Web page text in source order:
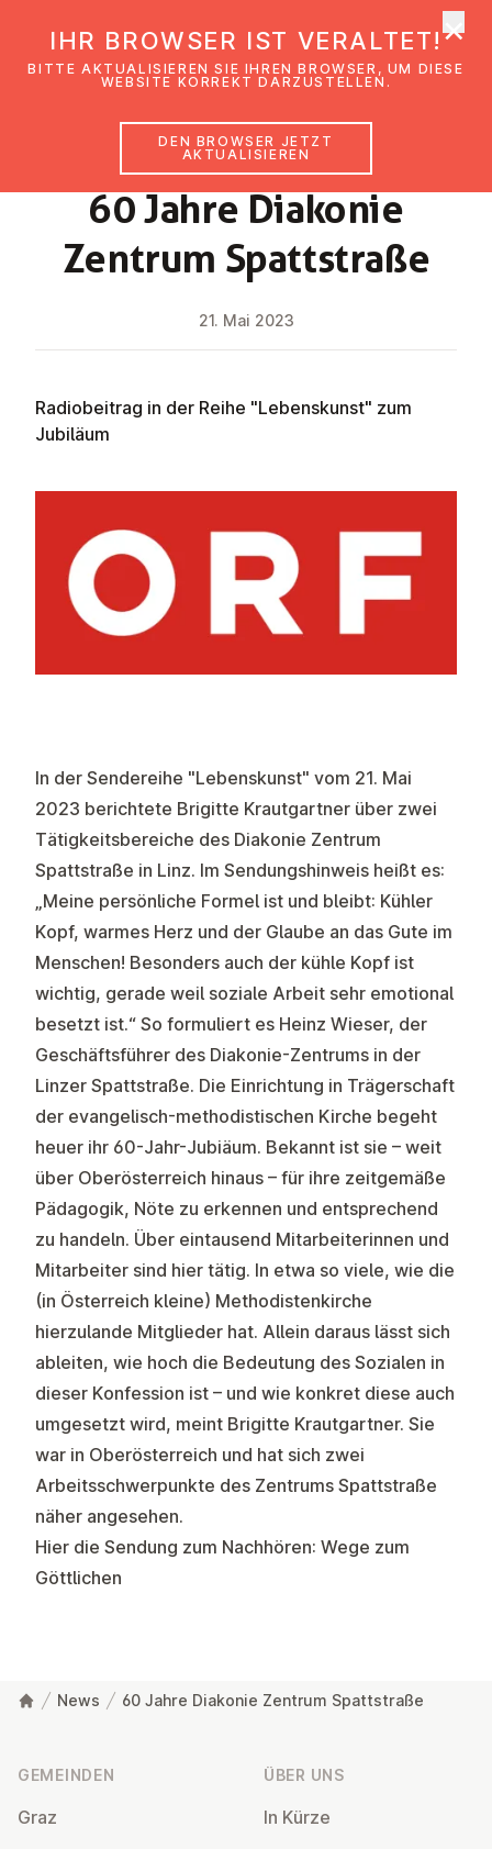
60 Jahre Diakonie
Zentrum Spatt­stra­ße
NEWS
21. Mai 2023
Radiobeitrag in der Reihe "Lebenskunst" zum
Jubiläum
In der Sendereihe "Lebenskunst" vom 21. Mai
2023 berichtete Brigitte Krautgartner über zwei
Tätigkeitsbereiche des Diakonie Zentrum
Spattstraße in Linz. Im Sendungshinweis heißt es:
„Meine persönliche Formel ist und bleibt: Kühler
Kopf, warmes Herz und der Glaube an das Gute im
Menschen! Besonders auch der kühle Kopf ist
wichtig, gerade weil soziale Arbeit sehr emotional
besetzt ist.“ So formuliert es Heinz Wieser, der
Geschäftsführer des Diakonie-Zentrums in der
Linzer Spattstraße. Die Einrichtung in Trägerschaft
der evangelisch-methodistischen Kirche begeht
heuer ihr 60-Jahr-Jubiäum. Bekannt ist sie – weit
über Oberösterreich hinaus – für ihre zeitgemäße
Pädagogik, Nöte zu erkennen und entsprechend
zu handeln. Über eintausend Mitarbeiterinnen und
Mitarbeiter sind hier tätig. In etwa so viele, wie die
(in Österreich kleine) Methodistenkirche
hierzulande Mitglieder hat. Allein daraus lässt sich
ableiten, wie hoch die Bedeutung des Sozialen in
dieser Konfession ist – und wie konkret diese auch
umgesetzt wird, meint Brigitte Krautgartner. Sie
war in Oberösterreich und hat sich zwei
Arbeitsschwerpunkte des Zentrums Spattstraße
näher angesehen.
Hier die Sendung zum Nachhören: Wege zum
Göttlichen
News 60 Jahre Diakonie Zentrum Spattstraße
GEMEINDEN
Graz
ÜBER UNS
In Kürze
IHR BROWSER IST VERALTET!
BITTE AKTUALISIEREN SIE IHREN BROWSER, UM DIESE
WEBSITE KORREKT DARZUSTELLEN.
DEN BROWSER JETZT
AKTUALISIEREN
×